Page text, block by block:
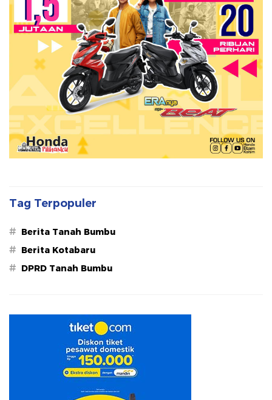
Tag Terpopuler
# Berita Tanah Bumbu
# Berita Kotabaru
# DPRD Tanah Bumbu